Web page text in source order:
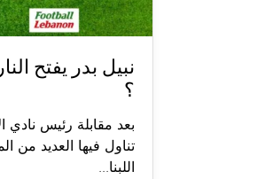
نبيل بدر يفتح
؟
بعد مقابلة رئيس نادي
تناول فيها العديد من
اللبنا...